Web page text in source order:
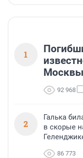
1
Москвы
92 968
2
Галька
в скорые
86 773